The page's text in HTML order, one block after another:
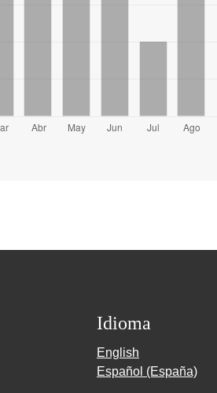
Idioma
English
Español (España)